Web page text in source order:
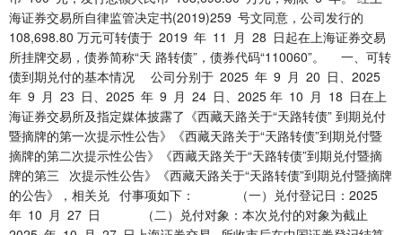
海证券交易所自律监管决定书(2019)259 号文同意，公司发行的
108,698.80 万元可转债于 2019 年 11 月 28 日起在上海证券交易
所挂牌交易，债券简称“天 路转债”，债券代码“110060”。 一、可转
债到期兑付的基本情况 公司分别于 2025 年 9 月 20 日、2025
年 9 月 23 日、2025 年 9 月 24 日、2025 年 10 月 18 日在上
海证券交易所及指定媒体披露了《西藏天路关于“天路转债” 到期兑付
暨摘牌的第一次提示性公告》《西藏天路关于“天路转债”到期兑付暨
摘牌的第二次提示性公告》《西藏天路关于“天路转债”到期兑付暨摘
牌的第三 次提示性公告》《西藏天路关于“天路转债”到期兑付暨摘牌
的公告》，相关兑 付事项如下： （一）兑付登记日：2025
年 10 月 27 日 （二）兑付对象：本次兑付的对象为截止